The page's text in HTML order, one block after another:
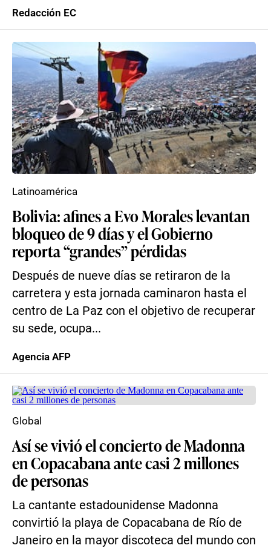
Redacción EC
Bolivia: afines a Evo Morales levantan
bloqueo de 9 días y el Gobierno
reporta “grandes” pérdidas
Después de nueve días se retiraron de la
carretera y esta jornada caminaron hasta el
centro de La Paz con el objetivo de recuperar
su sede, ocupa...
Latinoamérica
Agencia AFP
Así se vivió el concierto de Madonna
en Copacabana ante casi 2 millones
de personas
La cantante estadounidense Madonna
convirtió la playa de Copacabana de Río de
Janeiro en la mayor discoteca del mundo con
Global